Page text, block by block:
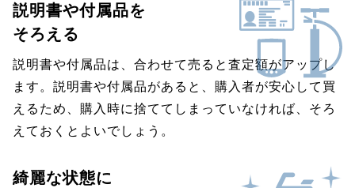
説明書や付属品を
そろえる
説明書や付属品は、合わせて売ると査定額がアップし
ます。説明書や付属品があると、購入者が安心して買
えるため、購入時に捨ててしまっていなければ、そろ
えておくとよいでしょう。
綺麗な状態に